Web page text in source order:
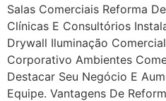
Salas Comerciais Reforma
Clínicas E Consultórios
Drywall Iluminação
Corporativo Ambientes
Destacar Seu Negócio E
Equipe. Vantagens De